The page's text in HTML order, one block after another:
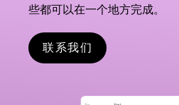
些都可以在一个地方完成。
联系我们